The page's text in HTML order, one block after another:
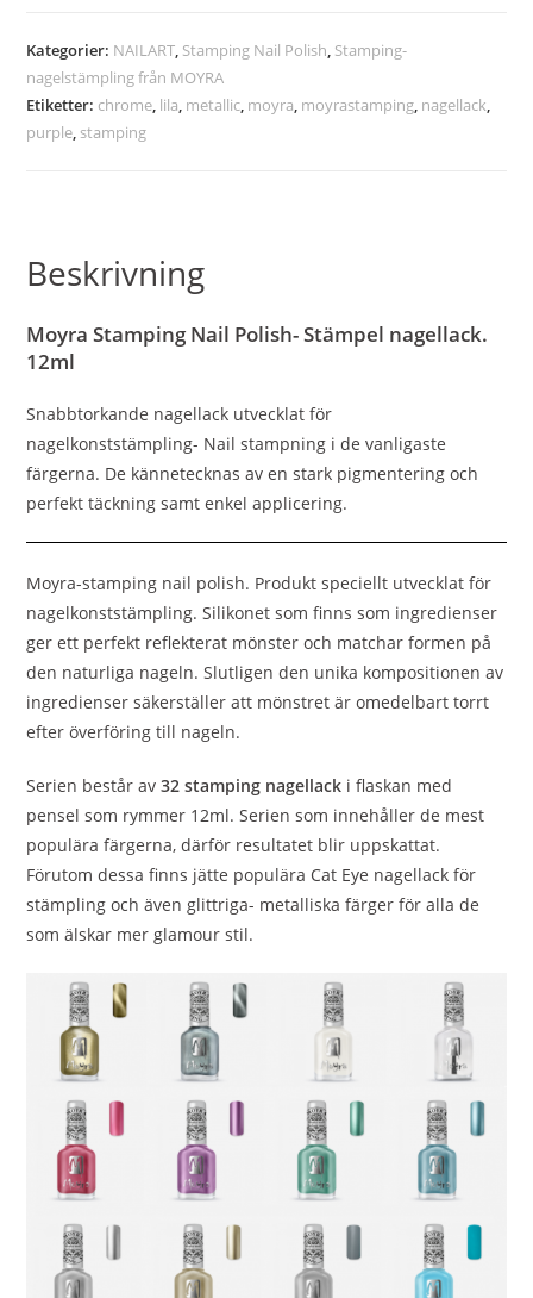
Kategorier: NAILART, Stamping Nail Polish, Stamping-
nagelstämpling från MOYRA
Etiketter: chrome, lila, metallic, moyra, moyrastamping, nagellack,
purple, stamping
Beskrivning
Moyra Stamping Nail Polish- Stämpel nagellack.
12ml
Snabbtorkande nagellack utvecklat för
nagelkonststämpling- Nail stampning i de vanligaste
färgerna. De kännetecknas av en stark pigmentering och
perfekt täckning samt enkel applicering.
Moyra-stamping nail polish. Produkt speciellt utvecklat för
nagelkonststämpling. Silikonet som finns som ingredienser
ger ett perfekt reflekterat mönster och matchar formen på
den naturliga nageln. Slutligen den unika kompositionen av
ingredienser säkerställer att mönstret är omedelbart torrt
efter överföring till nageln.
Serien består av32 stamping nagellack i flaskan med
pensel som rymmer 12ml. Serien som innehåller de mest
populära färgerna, därför resultatet blir uppskattat.
Förutom dessa finns jätte populära Cat Eye nagellack för
stämpling och även glittriga- metalliska färger för alla de
som älskar mer glamour stil.